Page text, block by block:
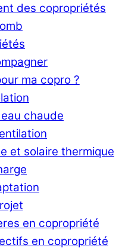
des copropriétés
ma copro ?
chaude
et solaire thermique
en copropriété
en copropriété